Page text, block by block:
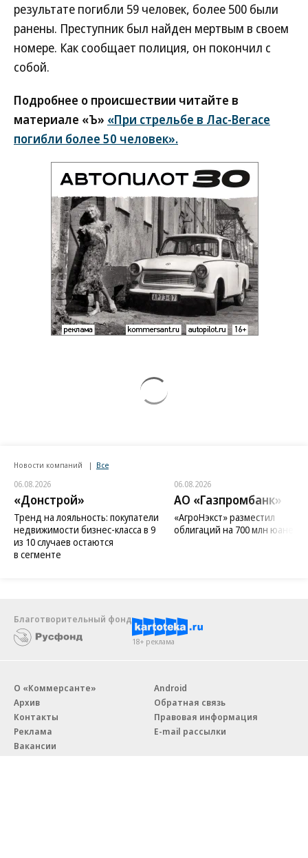
результате погибли 59 человек, более 500 были
ранены. Преступник был найден мертвым в своем
номере. Как сообщает полиция, он покончил с
собой.
Подробнее о происшествии читайте в
материале «Ъ» «При стрельбе в Лас-Вегасе
погибли более 50 человек».
Новости компаний Все
06.08.2026
«Донстрой»
Тренд на лояльность: покупатели
недвижимости бизнес-класса в 9
из 10 случаев остаются
в сегменте
06.08.2026
АО «Газпромбанк»
«АгроНэкст» разместил
облигаций на 700 млн юаней
Благотворительный фонд
18+ реклама
О «Коммерсанте»
Архив
Контакты
Реклама
Вакансии
Android
Обратная связь
Правовая информация
E-mail рассылки